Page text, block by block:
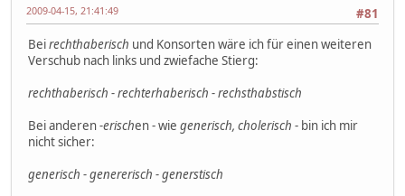
#81
2009-04-15, 21:41:49
Beirechthaberisch und Konsorten wäre ich für einen weiteren
Verschub nach links und zwiefache Stierg:
rechthaberisch - rechterhaberisch - rechsthabstisch
Bei anderen-erischen - wie generisch, cholerisch - bin ich mir
nicht sicher:
generisch - genererisch - generstisch